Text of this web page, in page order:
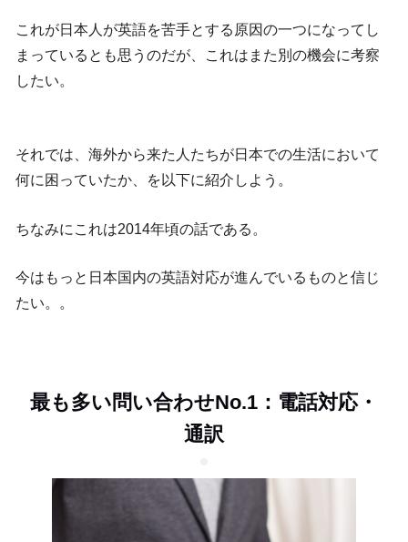
これが日本人が英語を苦手とする原因の一つになってし
まっているとも思うのだが、これはまた別の機会に考察
したい。
それでは、海外から来た人たちが日本での生活において
何に困っていたか、を以下に紹介しよう。
ちなみにこれは2014年頃の話である。
今はもっと日本国内の英語対応が進んでいるものと信じ
たい。。
最も多い問い合わせNo.1：電話対応・
通訳